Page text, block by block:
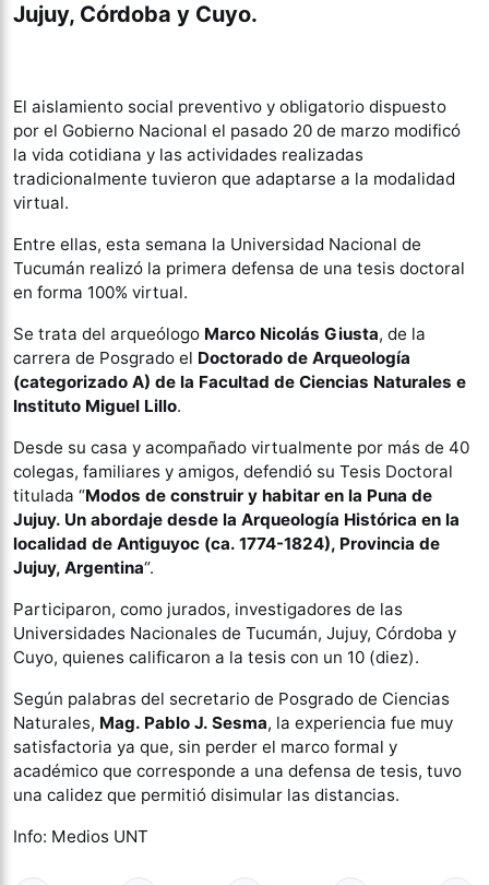
Jujuy, Córdoba y Cuyo.
El aislamiento social preventivo y obligatorio dispuesto
por el Gobierno Nacional el pasado 20 de marzo modificó
la vida cotidiana y las actividades realizadas
tradicionalmente tuvieron que adaptarse a la modalidad
virtual.
Entre ellas, esta semana la Universidad Nacional de
Tucumán realizó la primera defensa de una tesis doctoral
en forma 100% virtual.
Se trata del arqueólogo Marco Nicolás Giusta, de la
carrera de Posgrado el Doctorado de Arqueología
(categorizado A) de la Facultad de Ciencias Naturales e
Instituto Miguel Lillo.
Desde su casa y acompañado virtualmente por más de 40
colegas, familiares y amigos, defendió su Tesis Doctoral
titulada “Modos de construir y habitar en la Puna de
Jujuy. Un abordaje desde la Arqueología Histórica en la
localidad de Antiguyoc (ca. 1774-1824), Provincia de
Jujuy, Argentina“.
Participaron, como jurados, investigadores de las
Universidades Nacionales de Tucumán, Jujuy, Córdoba y
Cuyo, quienes calificaron a la tesis con un 10 (diez).
Según palabras del secretario de Posgrado de Ciencias
Naturales, Mag. Pablo J. Sesma, la experiencia fue muy
satisfactoria ya que, sin perder el marco formal y
académico que corresponde a una defensa de tesis, tuvo
una calidez que permitió disimular las distancias.
Info: Medios UNT